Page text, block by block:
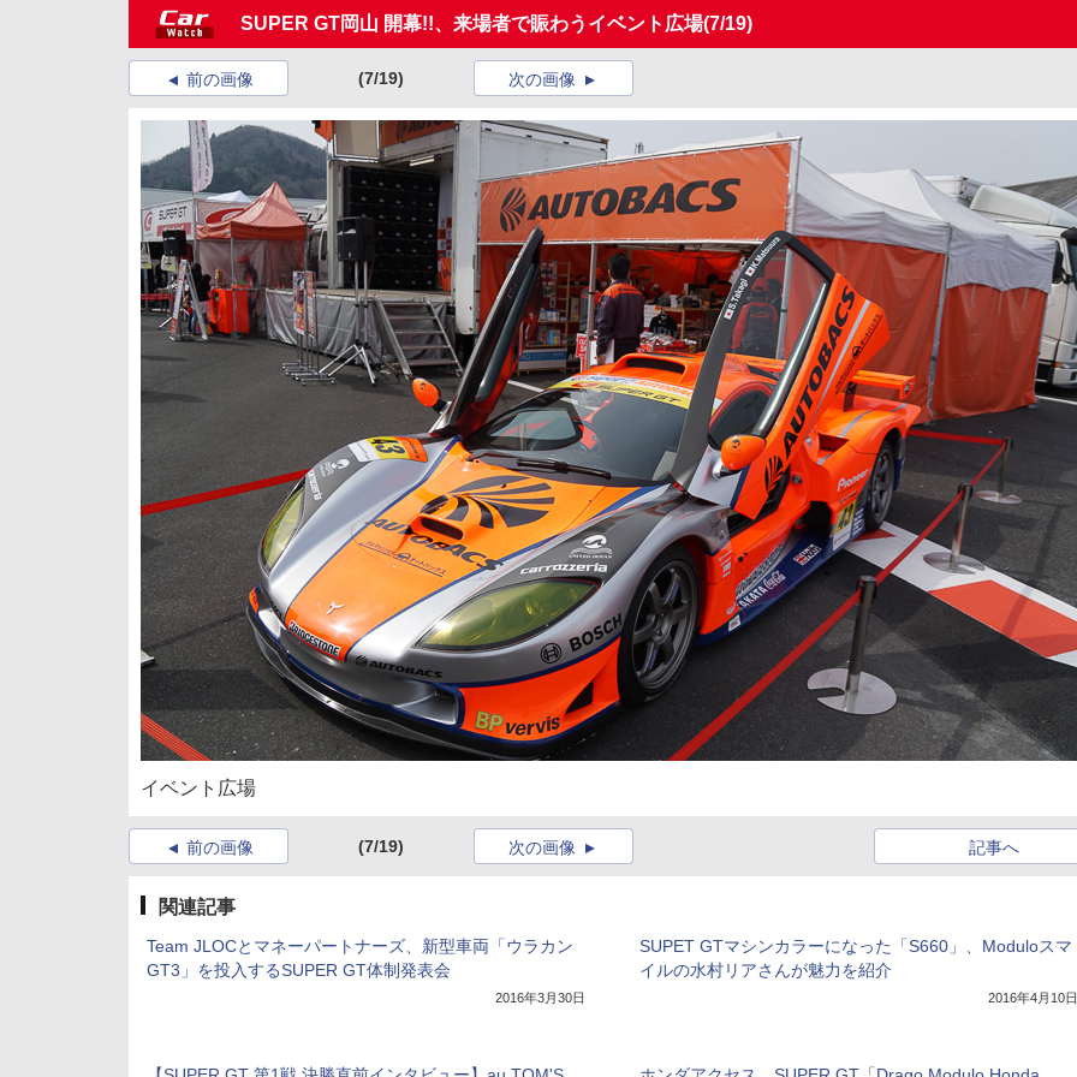
SUPER GT岡山 開幕!!、来場者で賑わうイベント広場(7/19)
前の画像 (7/19) 次の画像
イベント広場
前の画像 (7/19) 記事へ
次の画像
関連記事
Team JLOCとマネーパートナーズ、新型車両「ウラカン
GT3」を投入するSUPER GT体制発表会
2016年3月30日
SUPET GTマシンカラーになった「S660」、Moduloスマ
イルの水村リアさんが魅力を紹介
2016年4月10日